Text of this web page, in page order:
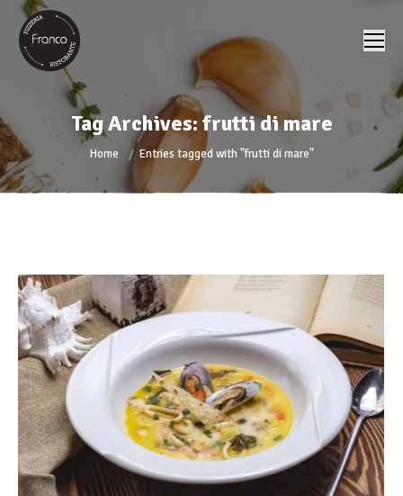
Tag Archives: frutti di mare
You are here:
Home Entries tagged with "frutti di mare"